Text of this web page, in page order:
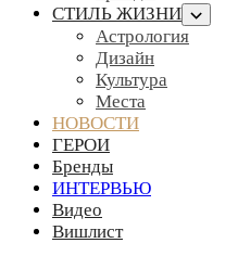
СТИЛЬ ЖИЗНИ
Астрология
Дизайн
Культура
Места
НОВОСТИ
ГЕРОИ
Бренды
ИНТЕРВЬЮ
Видео
Вишлист